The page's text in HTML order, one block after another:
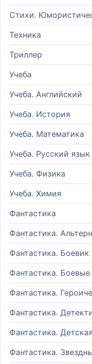
Стихи.
Техника
Триллер
Учеба
Учеба. Английский
Учеба. История
Учеба. Математика
Учеба. Русский
Учеба. Физика
Учеба. Химия
Фантастика
Фантастика.
Фантастика. Боевик
Фантастика.
Фантастика.
Фантастика.
Фантастика. Детская
Фантастика.